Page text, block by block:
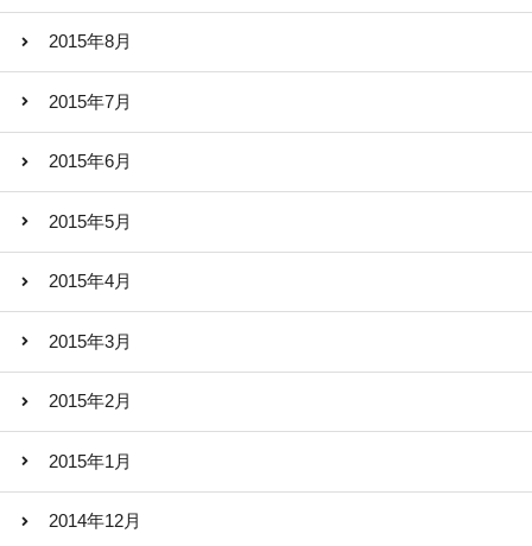
2015年8月
2015年7月
2015年6月
2015年5月
2015年4月
2015年3月
2015年2月
2015年1月
2014年12月